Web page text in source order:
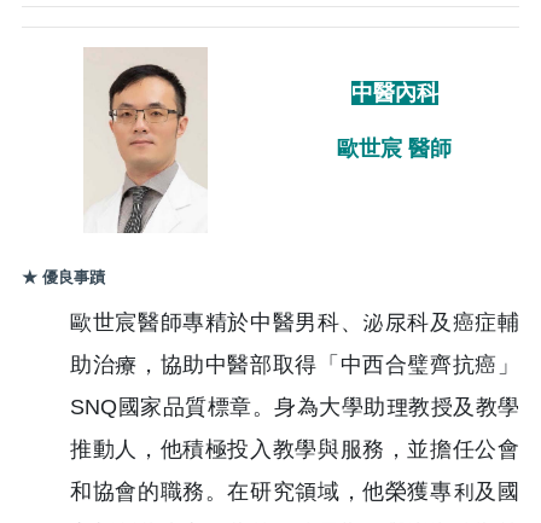
中醫內科
歐世宸 醫師
★ 優良事蹟
歐世宸醫師專精於中醫男科、泌尿科及癌症輔
助治療，協助中醫部取得「中西合璧齊抗癌」
SNQ國家品質標章。身為大學助理教授及教學
推動人，他積極投入教學與服務，並擔任公會
和協會的職務。在研究領域，他榮獲專利及國